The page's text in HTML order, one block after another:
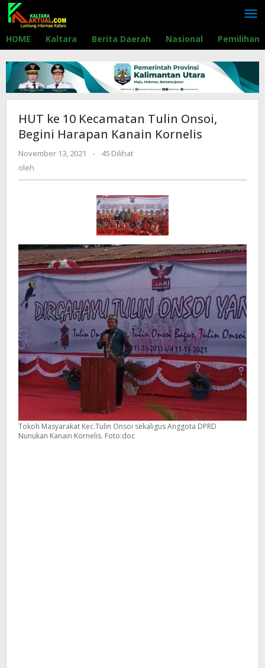
Lewati
konten
HOME Kaltara Berita Daerah Nasional Pemilihan
HUT ke 10 Kecamatan Tulin Onsoi,
Begini Harapan Kanain Kornelis
November 13, 2021 oleh
-
45 Dilihat
oleh
Tokoh Masyarakat Kec.Tulin Onsoi sekaligus Anggota DPRD
Nunukan Kanain Kornelis. Foto:doc